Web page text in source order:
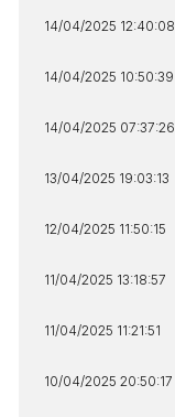
14/04/2025 12:40:08
14/04/2025 10:50:39
14/04/2025 07:37:26
13/04/2025 19:03:13
12/04/2025 11:50:15
11/04/2025 13:18:57
11/04/2025 11:21:51
10/04/2025 20:50:17